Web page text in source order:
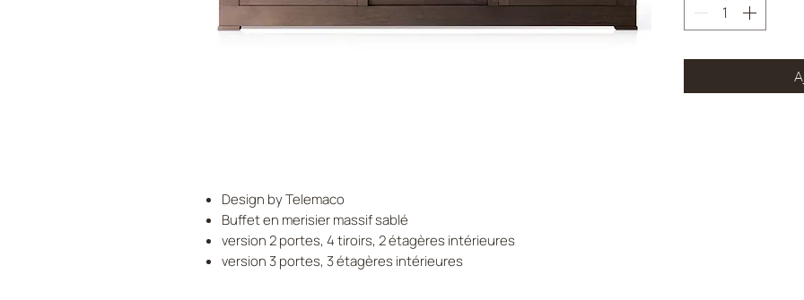
Design by Telemaco
Buffet en merisier massif sablé
version 2 portes, 4 tiroirs, 2 étagères intérieures
version 3 portes, 3 étagères intérieures